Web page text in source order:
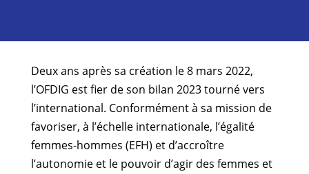
Deux ans après sa création le 8 mars 2022,
l’OFDIG est fier de son bilan 2023 tourné vers
l’international. Conformément à sa mission de
favoriser, à l’échelle internationale, l’égalité
femmes-hommes (EFH) et d’accroître
l’autonomie et le pouvoir d’agir des femmes et